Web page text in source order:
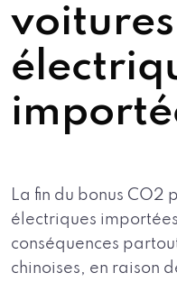
voitures
La fin du bonus CO2
électriques importées
conséquences
chinoises, en raison